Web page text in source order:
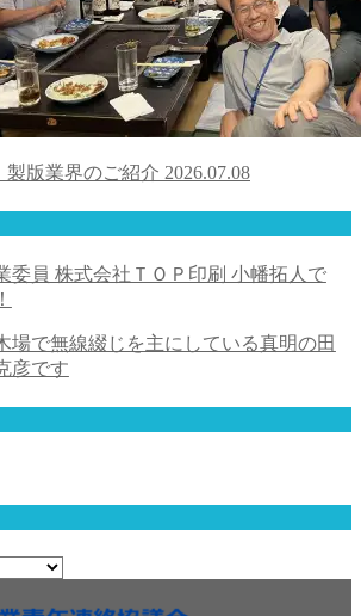
製版業界のご紹介 2026.07.08
委員 株式会社ＴＯＰ印刷 小幡拓人で
場で無線綴じを主にしている真明の田
彦です